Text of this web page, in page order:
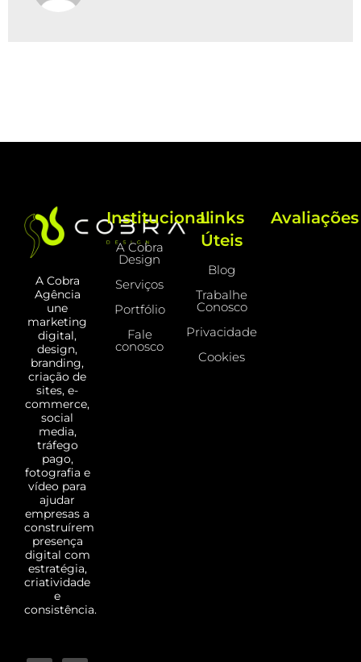
A Cobra
Agência
une
marketing
digital,
design,
branding,
criação de
sites, e-
commerce,
social
media,
tráfego
pago,
fotografia e
vídeo para
ajudar
empresas a
construírem
presença
digital com
estratégia,
criatividade
e
consistência.
Institucional
A Cobra
Design
Serviços
Portfólio
Fale
conosco
Links
Úteis
Blog
Trabalhe
Conosco
Privacidade
Cookies
Avaliações